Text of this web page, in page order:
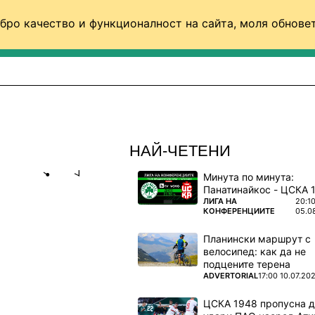
качество и функционалност на сайта, моля
НАЙ-ЧЕТЕНИ
Минута по минута:
ПОВЕЧЕ ОТ
ЛИГА НА
КОНФЕРЕНЦИИТЕ
20:10
Планински маршрут с
велосипед: как да не
подцените терена
ПОВЕЧЕ ОТ
ADVERTORIAL17:00
ЦСКА 1948 пропусна